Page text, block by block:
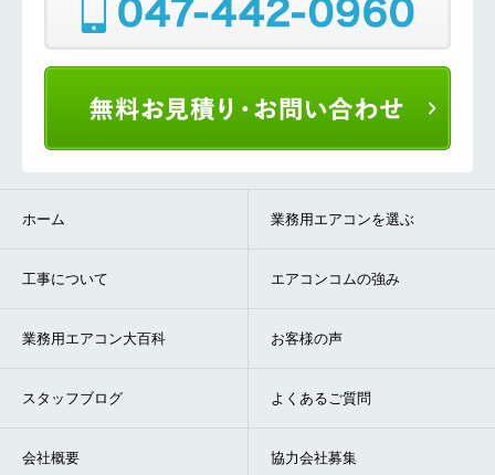
ホーム 業務用エアコンを選ぶ
工事について エアコンコムの強み
業務用エアコン大百科 お客様の声
スタッフブログ よくあるご質問
会社概要 協力会社募集